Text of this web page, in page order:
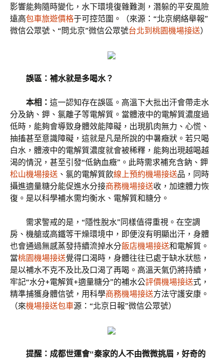
影響能夠隨時變化，水下環境復雜難測，潛躲的平安風險
遠高包車旅遊價格于可控范圍。（來源：“北京網絡舉報”
微信公眾號、“問北京”微信公眾號台北到桃園機場接送）
誤區：補水就是多喝水？
本相： 這一認知存在誤區。高溫下大批出汗會帶走水
分及鈉、鉀、氯離子等電解質。當體液中的電解質濃度過
低時，能夠會導致身體效能障礙，出現肌肉無力、心慌、
抽搐甚至意識障礙，這就是凡是所說的中暑癥狀。若只喝
白水，體液中的電解質濃度就會被稀釋，能夠出現越喝越
渴的情況，甚至引發“低鈉血癥”。此時需求補充含鈉、鉀
松山機場接送 、氯的電解質飲線上預約機場接送品，同時
攝進適量糖分能促進水分接商務機場接送收，加速體力恢
復。是以科學補水需均衡水、電解質和糖分。
需求警戒的是，“隱性脫水”同樣值得重視。在空調
房、機艙或高鐵等干燥環境中，即便沒有明顯出汗，身體
也會通過無感蒸發持續流掉水分飯店機場接送和電解質。
當桃園機場接送覺得口渴時，身體往往已處于缺水狀態，
是以補水不克不及比及口渴了再喝。高溫天氣仍將持續，
牢記“水分+電解質+適量糖分”的補水公評價機場接送式，
精準捕獲身體信號，用科學商務機場接送方法守護安康。
（來機場接送包車源：“北京日報”微信公眾號）
提醒：成都世運會“秦家的人不由微微挑眉，好奇的